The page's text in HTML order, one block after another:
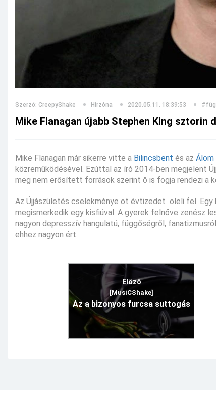
Szerző: CreepyShake Hírzóna 2020.05.11. 18:39:53
Mike Flanagan újabb Stephen King sztorin
Mike Flanagan már sikerre vitte a Bilincsbent és az
közreműködésével. Ezúttal az író 2014-ben megjelent
meg nem erősített források szerint ő is fogja rendezi a
Az Újjászületés cselekménye öt évtizedet öleli fel. Egy
megismerkedik egy kisfiúval. A gyerek felnőve zenész
nagyon depresszív hangulatú, függőségről,
ehhez nagyon ért.
Előző
[MusiCShake]
Az a bizonyos furcsa suttogás